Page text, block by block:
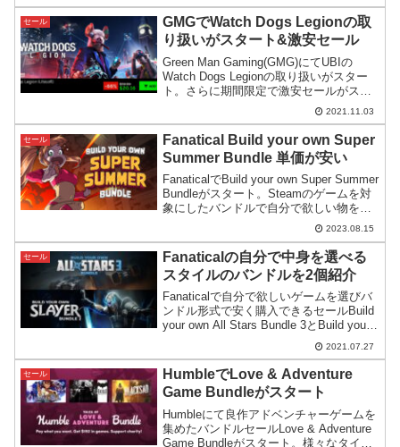
セール
GMGでWatch Dogs Legionの取
り扱いがスタート&激安セール
Green Man Gaming(GMG)にてUBIの
Watch Dogs Legionの取り扱いがスター
ト。さらに期間限定で激安セールがスタ
ートしました。GMGはおま値を回避でき
るのでUBIストアで購入するよりもずっ
と安いです。
2021.11.03
セール
Fanatical Build your own Super
Summer Bundle 単価が安い
FanaticalでBuild your own Super Summer
Bundleがスタート。Steamのゲームを対
象にしたバンドルで自分で欲しい物を選
んで購入するスタイルです。一部Steam
のセール時の方が価格が安いものがある
点に注意。
2023.08.15
セール
Fanaticalの自分で中身を選べる
スタイルのバンドルを2個紹介
Fanaticalで自分で欲しいゲームを選びバ
ンドル形式で安く購入できるセールBuild
your own All Stars Bundle 3とBuild your
2021.07.27
セール
HumbleでLove & Adventure
Game Bundleがスタート
Humbleにて良作アドベンチャーゲームを
集めたバンドルセールLove & Adventure
Game Bundleがスタート。様々なタイプ